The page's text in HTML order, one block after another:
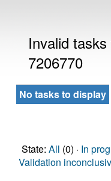
Invalid
7206770
No tasks to display
State: All (0) · In
Validation